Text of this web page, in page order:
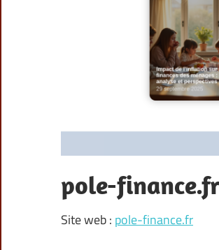
pole-finance.fr
Site web : pole-finance.fr